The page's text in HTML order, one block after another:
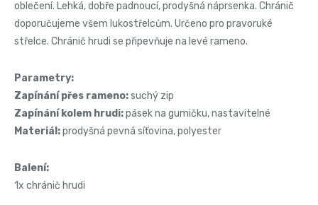
oblečení. Lehká, dobře padnoucí, prodyšná náprsenka. Chránič
doporučujeme všem lukostřelcům. Určeno pro pravoruké
střelce. Chránič hrudi se připevňuje na levé rameno.
Parametry:
Zapínání přes rameno:suchý zip
Zapínání kolem hrudi:pásek na gumičku, nastavitelné
Materiál:prodyšná pevná síťovina, polyester
Balení:
1x chránič hrudi